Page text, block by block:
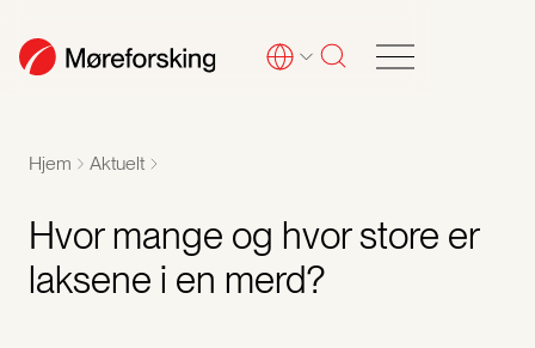
Hjem Aktuelt
Hvor mange og hvor store er
laksene i en merd?